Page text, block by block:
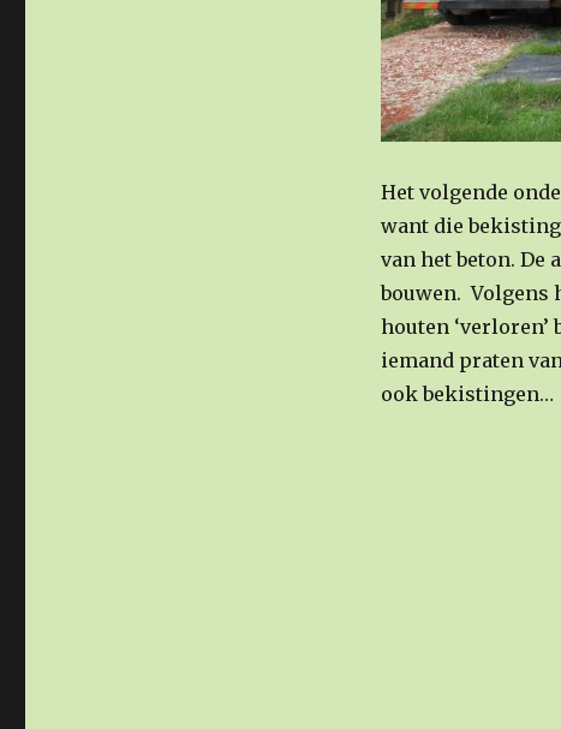
Het volgende
want die
van het beton. De
bouwen. Volgens
houten
iemand praten
ook bekistingen…